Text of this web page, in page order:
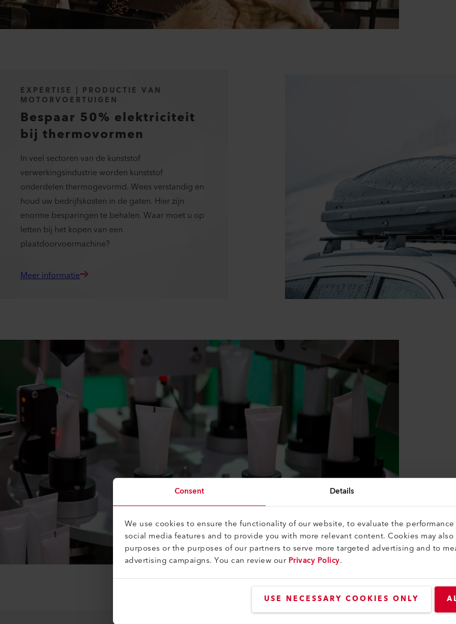
Consent Details
We use cookies to ensure the functionality of our website, to evaluate the
social media features and to provide you with more relevant content. Cookies may
purposes or the purposes of our partners to serve more targeted advertising and to
advertising campaigns. You can review ourPrivacy Policy.
USE NECESSARY COOKIES ONLY
EXPERTISE | PRODUCTIE VAN
MOTORVOERTUIGEN
Bespaar 50% elektriciteit
bij thermovormen
In veel sectoren van de kunststof
verwerkingsindustrie worden kunststof
onderdelen thermogevormd. Wees verstandig en
houd uw bedrijfskosten in de gaten. Hier zijn
enorme besparingen te behalen. Waar moet u op
letten bij het kopen van een
plaatdoorvoermachine?
Meer informatie